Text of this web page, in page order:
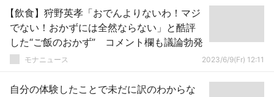
【飲食】狩野英孝「おでんよりないわ！マジ
でない！おかずには全然ならない」と酷評
した“ご飯のおかず” コメント欄も議論勃発
モナニュース 2023/6/9(Fr) 12:11
自分の体験したことで未だに訳のわからな